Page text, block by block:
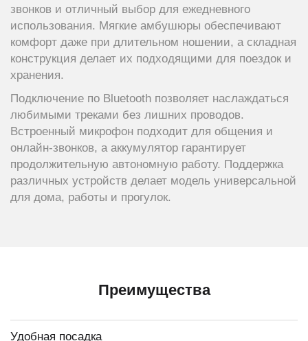
звонков и отличный выбор для ежедневного
использования. Мягкие амбушюры обеспечивают
комфорт даже при длительном ношении, а складная
конструкция делает их подходящими для поездок и
хранения.
Подключение по Bluetooth позволяет наслаждаться
любимыми треками без лишних проводов.
Встроенный микрофон подходит для общения и
онлайн-звонков, а аккумулятор гарантирует
продолжительную автономную работу. Поддержка
различных устройств делает модель универсальной
для дома, работы и прогулок.
Преимущества
Удобная посадка